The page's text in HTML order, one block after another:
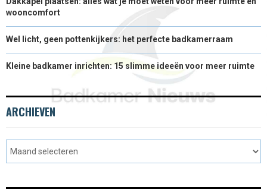
wooncomfort
Wel licht, geen pottenkijkers: het perfecte badkamerraam
Kleine badkamer inrichten: 15 slimme ideeën voor meer ruimte
ARCHIEVEN